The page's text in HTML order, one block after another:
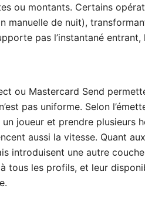
ou montants. Certains
manuelle de nuit),
pas l’instantané
ou Mastercard Send
pas uniforme. Selon
joueur et prendre plusieurs
aussi la vitesse. Quant
introduisent une autre
tous les profils, et leur